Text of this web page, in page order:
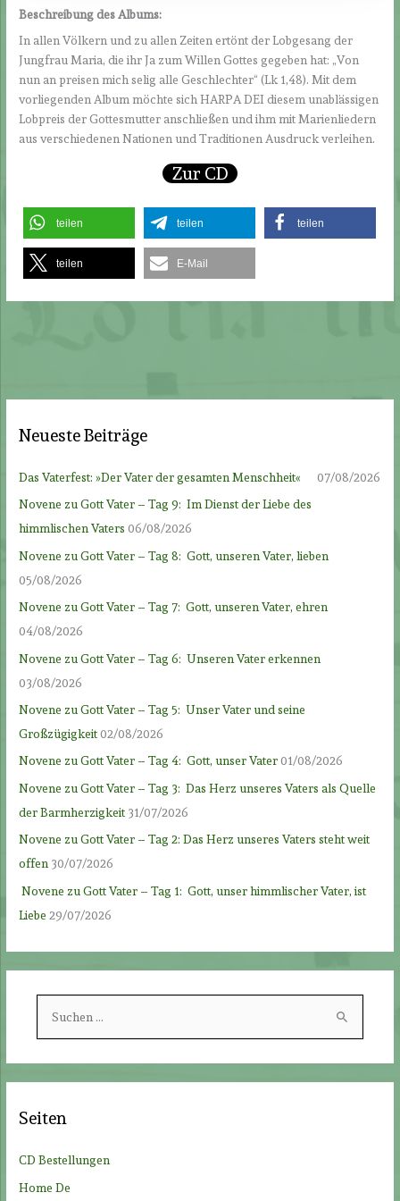
Beschreibung des Albums:
In allen Völkern und zu allen Zeiten ertönt der Lobgesang der
Jungfrau Maria, die ihr Ja zum Willen Gottes gegeben hat: „Von
nun an preisen mich selig alle Geschlechter“ (Lk 1,48). Mit dem
vorliegenden Album möchte sich HARPA DEI diesem unablässigen
Lobpreis der Gottesmutter anschließen und ihm mit Marienliedern
aus verschiedenen Nationen und Traditionen Ausdruck verleihen.
Zur CD
teilen teilen teilen
teilen E-Mail
Neueste Beiträge
Das Vaterfest: »Der Vater der gesamten Menschheit«
07/08/2026
Novene zu Gott Vater – Tag 9: Im Dienst der Liebe des
himmlischen Vaters 06/08/2026
Novene zu Gott Vater – Tag 8: Gott, unseren Vater, lieben
05/08/2026
Novene zu Gott Vater – Tag 7: Gott, unseren Vater, ehren
04/08/2026
Novene zu Gott Vater – Tag 6: Unseren Vater erkennen
03/08/2026
Novene zu Gott Vater – Tag 5: Unser Vater und seine
Großzügigkeit02/08/2026
Novene zu Gott Vater – Tag 4: Gott, unser Vater01/08/2026
Novene zu Gott Vater – Tag 3: Das Herz unseres Vaters als Quelle
der Barmherzigkeit 31/07/2026
Novene zu Gott Vater – Tag 2: Das Herz unseres Vaters steht weit
offen 30/07/2026
Novene zu Gott Vater – Tag 1: Gott, unser himmlischer Vater, ist
Liebe 29/07/2026
n
Seiten
CD Bestellungen
Home De